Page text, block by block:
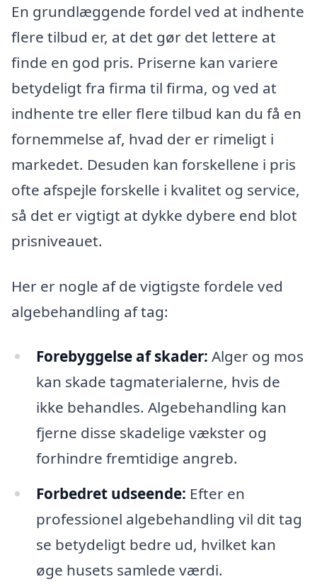
En grundlæggende fordel ved at indhente
flere tilbud er, at det gør det lettere at
finde en god pris. Priserne kan variere
betydeligt fra firma til firma, og ved at
indhente tre eller flere tilbud kan du få en
fornemmelse af, hvad der er rimeligt i
markedet. Desuden kan forskellene i pris
ofte afspejle forskelle i kvalitet og service,
så det er vigtigt at dykke dybere end blot
prisniveauet.
Her er nogle af de vigtigste fordele ved
algebehandling af tag:
Forebyggelse af skader: Alger og mos
kan skade tagmaterialerne, hvis de
ikke behandles. Algebehandling kan
fjerne disse skadelige vækster og
forhindre fremtidige angreb.
Forbedret udseende: Efter en
professionel algebehandling vil dit tag
se betydeligt bedre ud, hvilket kan
øge husets samlede værdi.